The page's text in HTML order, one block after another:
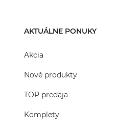
Použitie liatinovej
AKTUÁLNE PONUKY
Akcia
Nové produkty
TOP predaja
Komplety